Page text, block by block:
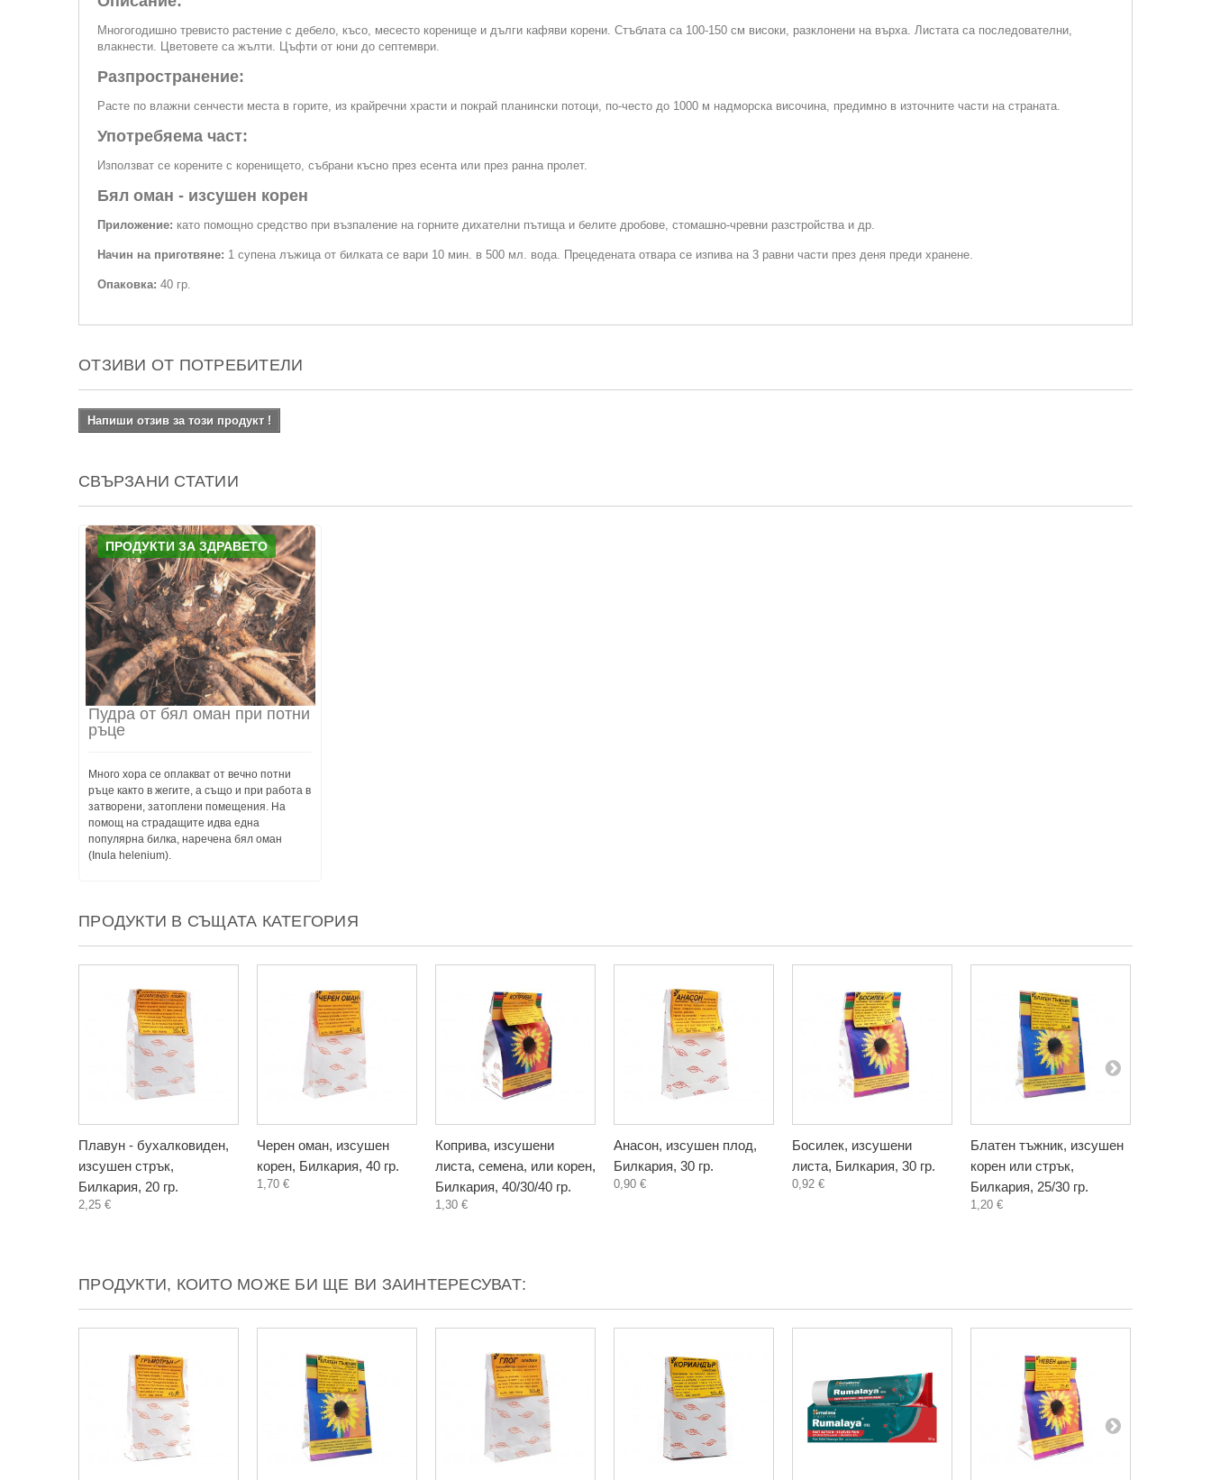
Многогодишно тревисто растение с дебело, късо, месесто коренище и дълги кафяви корени. Стъблата са 100-150 см високи, разклонени на върха. Листата са последователни,
влакнести. Цветовете са жълти. Цъфти от юни до септември.
Разпространение:
Расте по влажни сенчести места в горите, из крайречни храсти и покрай планински потоци, по-често до 1000 м надморска височина, предимно в източните части на страната.
Употребяема част:
Използват се корените с коренището, събрани късно през есента или през ранна пролет.
Бял оман - изсушен корен
Приложение: като помощно средство при възпаление на горните дихателни пътища и белите дробове, стомашно-чревни разстройства и др.
Начин на приготвяне: 1 супена лъжица от билката се вари 10 мин. в 500 мл. вода. Прецедената отвара се изпива на 3 равни части през деня преди хранене.
Опаковка: 40 гр.
ОТЗИВИ ОТ ПОТРЕБИТЕЛИ
Напиши отзив за този продукт !
СВЪРЗАНИ СТАТИИ
ПРОДУКТИ ЗА ЗДРАВЕТО
Пудра от бял оман при потни
ръце
Много хора се оплакват от вечно потни
ръце както в жегите, а също и при работа в
затворени, затоплени помещения. На
помощ на страдащите идва една
популярна билка, наречена бял оман
(Inula helenium).
ПРОДУКТИ В СЪЩАТА КАТЕГОРИЯ
Плавун - бухалковиден,
изсушен стрък,
Билкария, 20 гр.
2,25 €
Черен оман, изсушен
корен, Билкария, 40 гр.
1,70 €
Коприва, изсушени
листа, семена, или корен,
Билкария, 40/30/40 гр.
1,30 €
Анасон, изсушен плод,
Билкария, 30 гр.
0,90 €
Босилек, изсушени
листа, Билкария, 30 гр.
0,92 €
Блатен тъжник, изсушен
корен или стрък,
Билкария, 25/30 гр.
1,20 €
ПРОДУКТИ, КОИТО МОЖЕ БИ ЩЕ ВИ ЗАИНТЕРЕСУВАТ: